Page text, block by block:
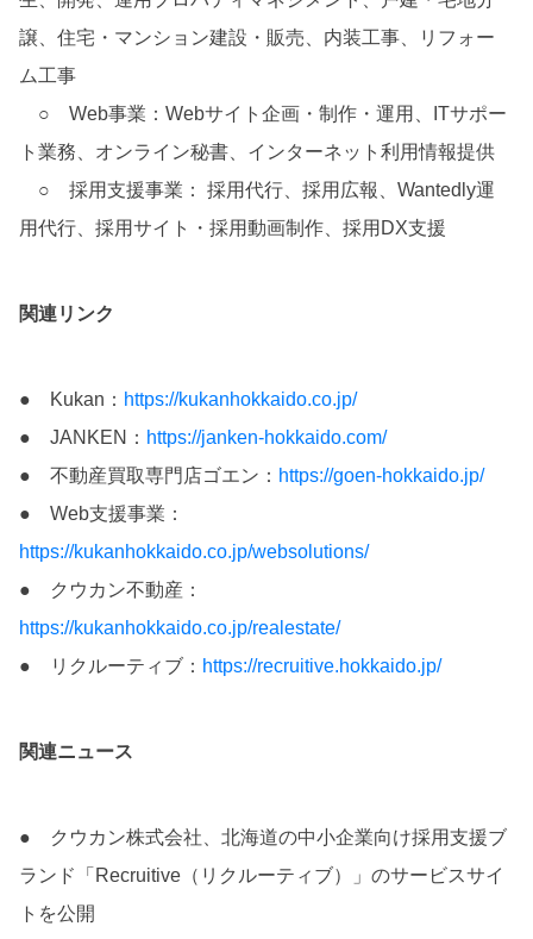
譲、住宅・マンション建設・販売、内装工事、リフォー
ム工事
○ Web事業：Webサイト企画・制作・運用、ITサポー
ト業務、オンライン秘書、インターネット利用情報提供
○ 採用支援事業： 採用代行、採用広報、Wantedly運
用代行、採用サイト・採用動画制作、採用DX支援
関連リンク
● Kukan： https://kukanhokkaido.co.jp/
● JANKEN： https://janken-hokkaido.com/
● 不動産買取専門店ゴエン： https://goen-hokkaido.jp/
● Web支援事業：
https://kukanhokkaido.co.jp/websolutions/
● クウカン不動産：
https://kukanhokkaido.co.jp/realestate/
● リクルーティブ： https://recruitive.hokkaido.jp/
関連ニュース
● クウカン株式会社、北海道の中小企業向け採用支援ブ
ランド「Recruitive（リクルーティブ）」のサービスサイ
トを公開